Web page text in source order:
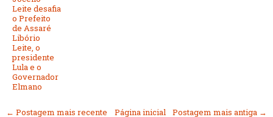
Leite desafia
o Prefeito
de Assaré
Libório
Leite, o
presidente
Lula e o
Governador
Elmano
← Postagem mais recente Postagem mais antiga →
Página inicial